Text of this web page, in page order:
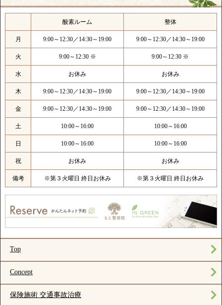
酸素ルーム 整体
月 9:00～12:30／14:30～19:00 9:00～12:30／14:30～19:00
火 9:00～12:30 ※ 9:00～12:30 ※
水 お休み お休み
木 9:00～12:30／14:30～19:00 9:00～12:30／14:30～19:00
金 9:00～12:30／14:30～19:00 9:00～12:30／14:30～19:00
土 10:00～16:00 10:00～16:00
日 10:00～16:00 10:00～16:00
祝 お休み お休み
備考 ※第３火曜日 終日お休み ※第３火曜日 終日お休み
Top
Concept
保険施術 交通事故治療